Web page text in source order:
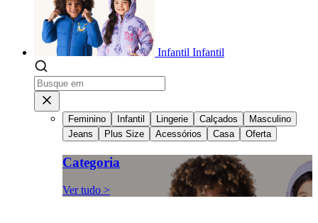
Infantil Infantil
Feminino Infantil Lingerie Calçados
Masculino
Jeans
Plus Size Acessórios Casa Oferta
Categoria
Ver tudo >